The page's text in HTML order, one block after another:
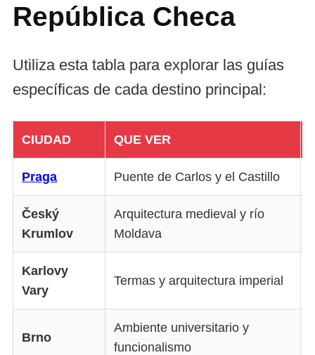
República Checa
Utiliza esta tabla para explorar las guías
específicas de cada destino principal:
CIUDAD QUE VER
Praga Puente de Carlos y el Castillo
Český
Krumlov
Arquitectura medieval y río
Moldava
Karlovy
Vary
Termas y arquitectura imperial
Brno
Ambiente universitario y
funcionalismo